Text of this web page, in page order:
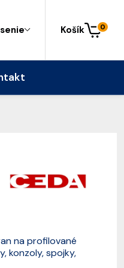
Košík 0
na profilované
konzoly, spojky,